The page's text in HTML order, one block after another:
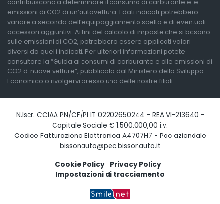
contribuiscono a determinare il consumo di carburante e le
emissioni di CO2 di un’autovettura. I dati indicati potrebbero
variare a seconda dell’equipaggiamento scelto e di eventuali
accessori aggiuntivi. Ai fini del calcolo di imposte che si basano
sulle emissioni di CO2, potrebbero essere applicati valori
diversi da quelli indicati. Per ulteriori informazioni potete
consultare la “Guida ai consumi di carburante e alle emissioni di
CO2 di nuove vetture”, pubblicata dal Ministero dello Sviluppo
Economico o rivolgervi presso una delle nostre filiali.
N.Iscr. CCIAA PN/CF/PI IT 02202650244 - REA VI-213640 -
Capitale Sociale € 1.500.000,00 i.v.
Codice Fatturazione Elettronica A4707H7 - Pec aziendale
bissonauto@pec.bissonauto.it
Cookie Policy
Privacy Policy
Impostazioni di tracciamento